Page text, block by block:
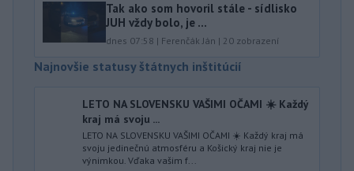
Tak ako som hovoril stále - sídlisko
JUH vždy bolo, je ...
dnes 07:58 | Ferenčák Ján | 20 zobrazení
Najnovšie statusy štátnych inštitúcií
LETO NA SLOVENSKU VAŠIMI OČAMI ☀️ Každý
kraj má svoju ...
LETO NA SLOVENSKU VAŠIMI OČAMI ☀️ Každý kraj má
svoju jedinečnú atmosféru a Košický kraj nie je
výnimkou. Vďaka vašim f...